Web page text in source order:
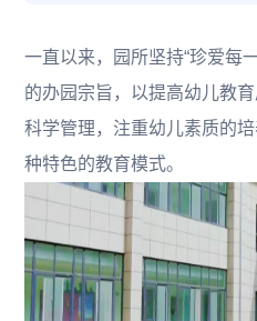
一直以来，园所坚持“珍爱每
的办园宗旨，以提高幼儿教
科学管理，注重幼儿素质的
种特色的教育模式。